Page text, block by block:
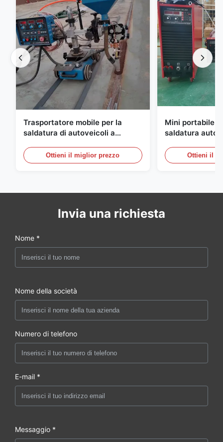
Trasportatore mobile per la
saldatura di autoveicoli a
Ottieni il miglior prezzo
Mini portabile
saldatura
Ottieni il
Invia una richiesta
Nome *
Nome della società
Numero di telefono
E-mail *
Messaggio *